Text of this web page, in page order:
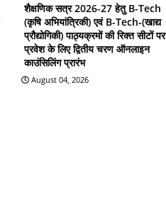
शैक्षणिक सत्र 2026-27 हेतु B-Tech
(कृषि अभियांत्रिकी) एवं B-Tech-(खाद्य
प्रौद्योगिकी) पाठ्यक्रमों की रिक्त सीटों पर
प्रवेश के लिए द्वितीय चरण ऑनलाइन
काउंसिलिंग प्रारंभ
August 04, 2026